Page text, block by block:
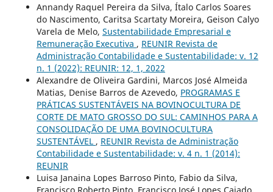
Annandy Raquel Pereira da Silva, Ítalo Carlos Soares
do Nascimento, Caritsa Scartaty Moreira, Geison Calyo
Varela de Melo, Sustentabilidade Empresarial e
Remuneração Executiva , REUNIR Revista de
Administração Contabilidade e Sustentabilidade: v. 12
n. 1 (2022): REUNIR: 12, 1, 2022
Alexandre de Oliveira Gardini, Marcos José Almeida
Matias, Denise Barros de Azevedo, PROGRAMAS E
PRÁTICAS SUSTENTÁVEIS NA BOVINOCULTURA DE
CORTE DE MATO GROSSO DO SUL: CAMINHOS PARA A
CONSOLIDAÇÃO DE UMA BOVINOCULTURA
SUSTENTÁVEL , REUNIR Revista de Administração
Contabilidade e Sustentabilidade: v. 4 n. 1 (2014):
REUNIR
Luisa Janaina Lopes Barroso Pinto, Fabio da Silva,
Francisco Roberto Pinto, Francisco José Lopes Cajado,